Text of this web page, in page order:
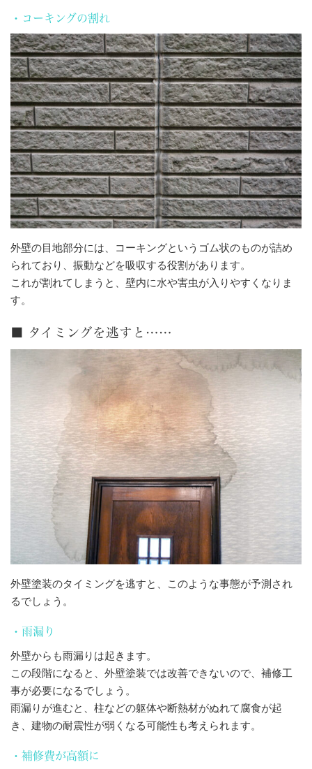
・コーキングの割れ
外壁の目地部分には、コーキングというゴム状のものが詰め
られており、振動などを吸収する役割があります。
これが割れてしまうと、壁内に水や害虫が入りやすくなりま
す。
■ タイミングを逃すと……
外壁塗装のタイミングを逃すと、このような事態が予測され
るでしょう。
・雨漏り
外壁からも雨漏りは起きます。
この段階になると、外壁塗装では改善できないので、補修工
事が必要になるでしょう。
雨漏りが進むと、柱などの躯体や断熱材がぬれて腐食が起
き、建物の耐震性が弱くなる可能性も考えられます。
・補修費が高額に